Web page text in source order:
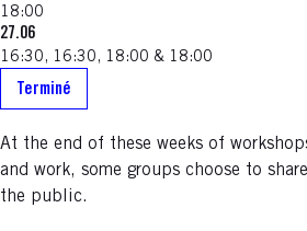
18:00
27.06
16:30, 16:30, 18:00 & 18:00
Terminé
At the end of these weeks of
and work, some groups choose to
the public.